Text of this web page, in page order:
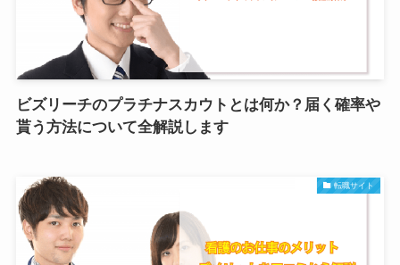
ビズリーチのプラチナスカウトとは何か？届く確率や
貰う方法について全解説します
転職サイト